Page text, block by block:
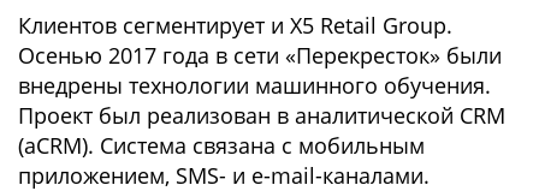
Клиентов сегментирует и X5 Retail Group.
Осенью 2017 года в сети «Перекресток» были
внедрены технологии машинного обучения.
Проект был реализован в аналитической CRM
(aCRM). Система связана с мобильным
приложением, SMS- и e-mail-каналами.